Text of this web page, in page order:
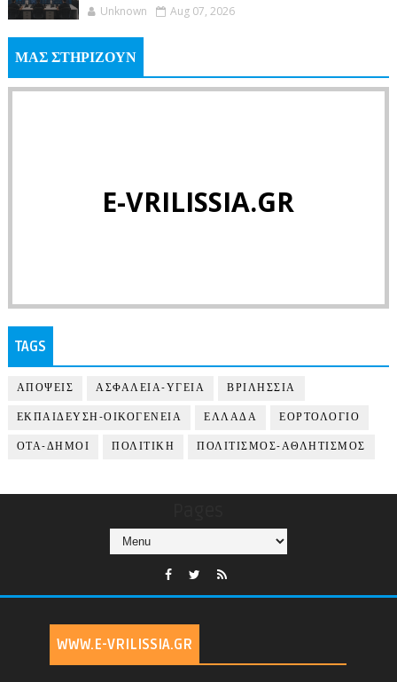
Unknown Aug 07, 2026
ΜΑΣ ΣΤΗΡΙΖΟΥΝ
E-VRILISSIA.GR
TAGS
ΑΠΟΨΕΙΣ ΑΣΦΑΛΕΙΑ-ΥΓΕΙΑ ΒΡΙΛΗΣΣΙΑ
ΕΚΠΑΙΔΕΥΣΗ-ΟΙΚΟΓΕΝΕΙΑ ΕΛΛΑΔΑ ΕΟΡΤΟΛΟΓΙΟ
ΟΤΑ-ΔΗΜΟΙ ΠΟΛΙΤΙΚΗ ΠΟΛΙΤΙΣΜΟΣ-ΑΘΛΗΤΙΣΜΟΣ
WWW.E-VRILISSIA.GR